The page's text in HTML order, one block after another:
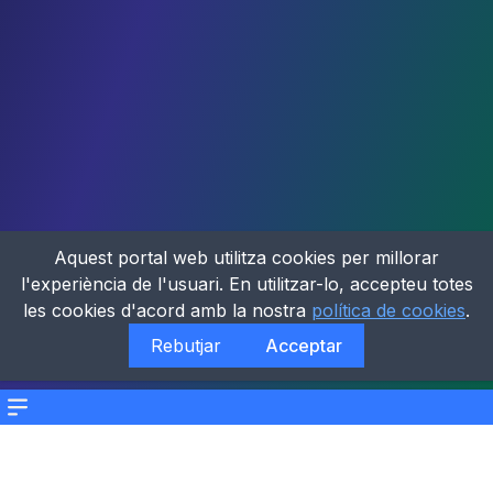
Menu
Aquest portal web utilitza cookies per millorar
l'experiència de l'usuari. En utilitzar-lo, accepteu totes
les cookies d'acord amb la nostra política de cookies.
Rebutjar
Acceptar